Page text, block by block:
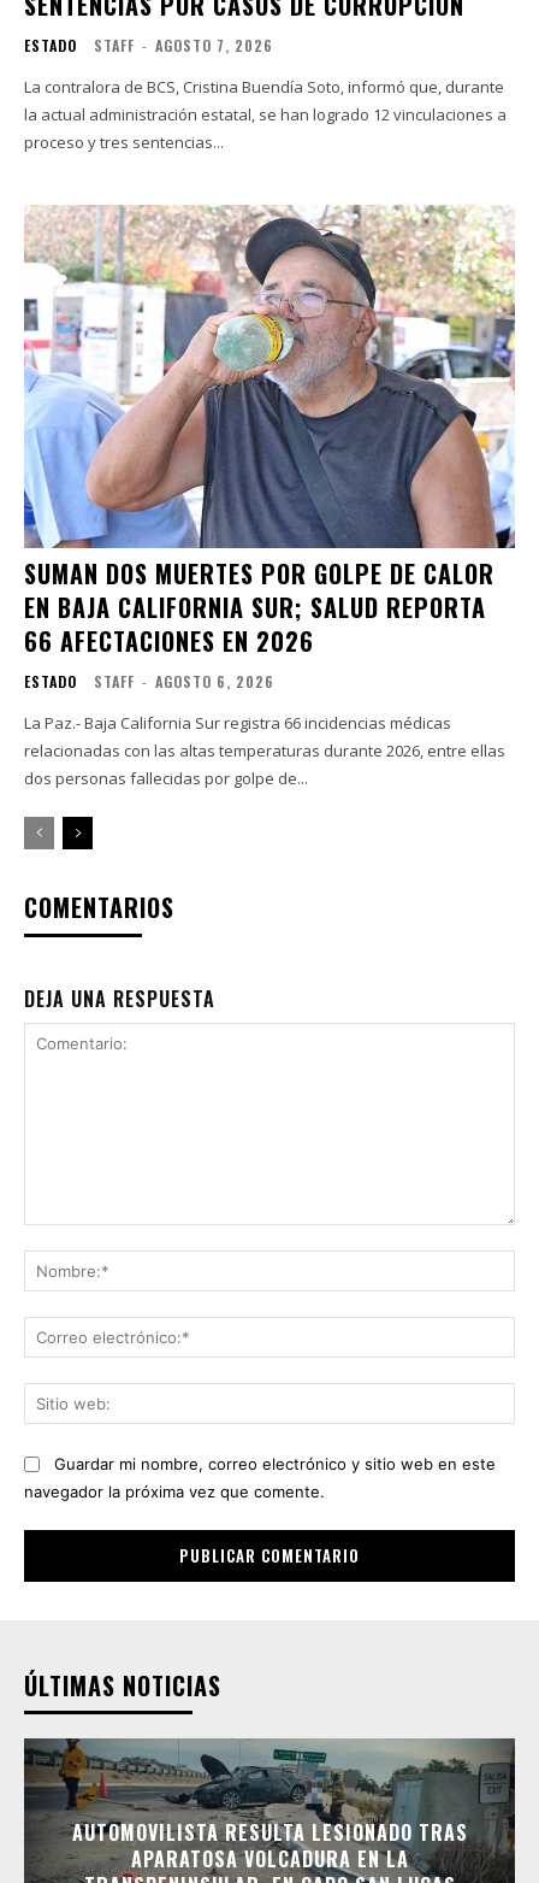
ESTADO STAFF - AGOSTO 7, 2026
La contralora de BCS, Cristina Buendía Soto, informó que, durante
la actual administración estatal, se han logrado 12 vinculaciones a
proceso y tres sentencias...
SUMAN DOS MUERTES POR GOLPE DE CALOR
EN BAJA CALIFORNIA SUR; SALUD REPORTA
66 AFECTACIONES EN 2026
ESTADO STAFF - AGOSTO 6, 2026
La Paz.- Baja California Sur registra 66 incidencias médicas
relacionadas con las altas temperaturas durante 2026, entre ellas
dos personas fallecidas por golpe de...
COMENTARIOS
DEJA UNA RESPUESTA
Guardar mi nombre, correo electrónico y sitio web en este
navegador la próxima vez que comente.
ÚLTIMAS NOTICIAS
AUTOMOVILISTA RESULTA LESIONADO TRAS
APARATOSA VOLCADURA EN LA